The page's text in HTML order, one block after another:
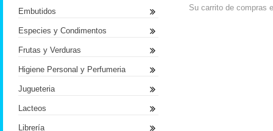
Su carrito de compras
Embutidos
Especies y Condimentos
Frutas y Verduras
Higiene Personal y Perfumeria
Jugueteria
Lacteos
Librería